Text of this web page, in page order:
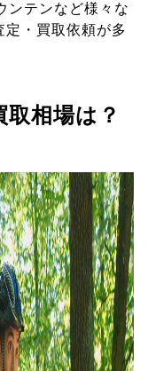
ンテンなど様々な
・買取依頼が多
相場は？